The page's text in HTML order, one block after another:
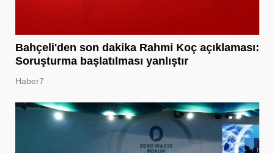
Bahçeli'den son dakika Rahmi Koç açıklaması:
Soruşturma başlatılması yanlıştır
Haber7